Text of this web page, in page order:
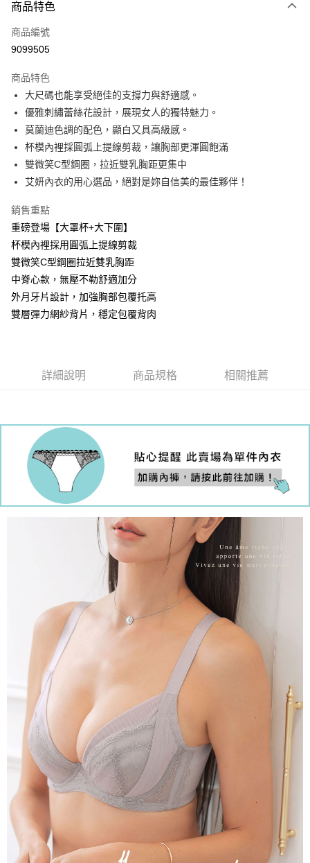
信用卡一次付款
超商取貨付款
ATM付款
運送方式
全家取貨付款
每筆NT$60，滿NT$999(含以上)免運費
每筆NT$60，滿NT$999(含以上)免運費
每筆NT$60，滿NT$999(含以上)免運費
付款後7-11取貨
每筆NT$60，滿NT$999(含以上)免運費
國際順豐速運 查看運費
商品特色
商品編號
9099505
商品特色
大尺碼也能享受絕佳的支撐力與舒適感。
優雅刺繡蕾絲花設計，展現女人的獨特魅力。
莫蘭迪色調的配色，顯白又具高級感。
杯模內裡採圓弧上提線剪裁，讓胸部更渾圓飽滿
雙微笑C型鋼圈，拉近雙乳胸距更集中
艾妍內衣的用心選品，絕對是妳自信美的最佳夥伴！
銷售重點
重磅登場【大罩杯+大下圍】
杯模內裡採用圓弧上提線剪裁
雙微笑C型鋼圈拉近雙乳胸距
中脊心款，無壓不勒舒適加分
外月牙片設計，加強胸部包覆托高
雙層彈力網紗背片，穩定包覆背肉
詳細說明 商品規格 相關推薦